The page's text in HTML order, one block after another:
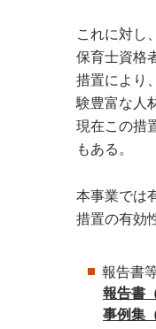
これに対し
保育士資格
措置により
験豊富な人
現在この措
もある。
本事業では
措置の有効
報告書
報告書
事例集